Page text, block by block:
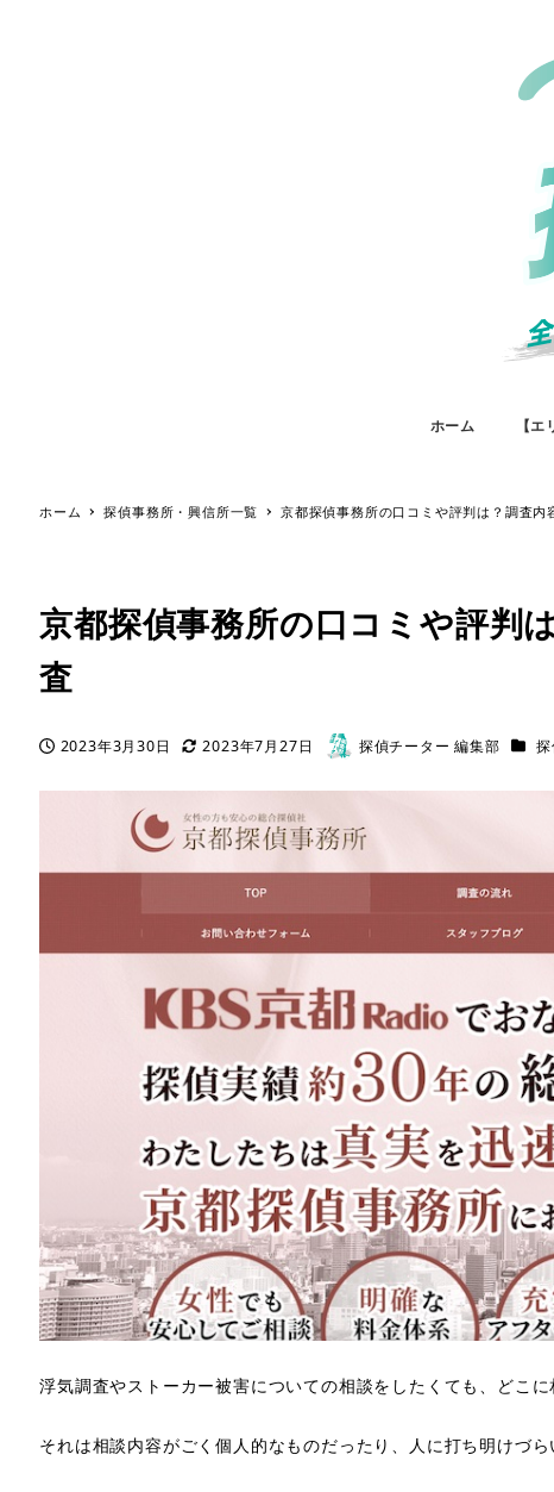
ホーム 【
ホーム 探偵事務所・興信所一覧 京都探偵事務所の口コミや評判は？調査
京都探偵事務所の口コミや評判
査
投稿日
2023年3月30日
更新日
2023年7月27日
著
探偵チーター 編集部 カテ
浮気調査やストーカー被害についての相談をしたくても、どこ
それは相談内容がごく個人的なものだったり、人に打ち明けづ